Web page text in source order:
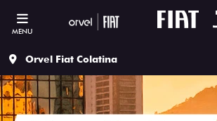
MENU
Orvel Fiat Colatina